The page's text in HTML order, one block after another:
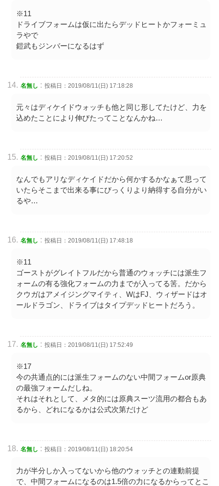
※11
ドライブフォームは仮に出たらデッドヒートかフォーミュ
ラやで
鎧武もジンバーになるはず
名無し : 投稿日：2019/08/11(日) 17:18:28
元々はディケイドウォッチも他と同じ形してたけど、力を
込めたことにより伸びたってことなんかね…
名無し : 投稿日：2019/08/11(日) 17:20:52
なんでもアリなディケイドだから何かするかなぁて思って
いたらそこまで出来る事にびっくりより納得する自分がい
るや…
名無し : 投稿日：2019/08/11(日) 17:48:18
※11
ゴーストがグレイトフルだから普通のウォッチには派生フ
ォームの有る強化フォームの力までが入ってる筈。だから
クウガはアメイジングマイティ、WはFJ、ウィザードはオ
ールドラゴン、ドライブはタイプデッドヒートだろう。
名無し : 投稿日：2019/08/11(日) 17:52:49
※17
今の共通点的には派生フォームのない中間フォームor原典
の最強フォームだしね。
それはそれとして、メタ的には原典スーツ流用の都合もあ
るから、どれになるかは公式次第だけど
名無し : 投稿日：2019/08/11(日) 18:20:54
力が半分しか入ってないから他のウォッチとの連動前提
で、中間フォームになるのは1.5倍の力になるからってとこ